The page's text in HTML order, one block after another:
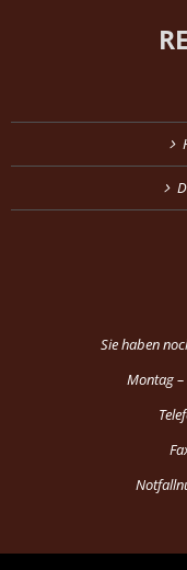
Sie haben
Montag –